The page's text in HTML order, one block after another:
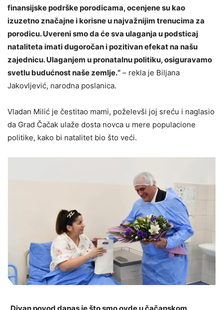
finansijske podrške porodicama, ocenjene su kao
izuzetno značajne i korisne u najvažnijim trenucima za
porodicu. Uvereni smo da će sva ulaganja u podsticaj
nataliteta imati dugoročan i pozitivan efekat na našu
zajednicu. Ulaganjem u pronatalnu politiku, osiguravamo
svetlu budućnost naše zemlje.“ – rekla je Biljana
Jakovljević, narodna poslanica.
Vladan Milić je čestitao mami, poželevši joj sreću i naglasio
da Grad Čačak ulaže dosta novca u mere populacione
politike, kako bi natalitet bio što veći.
„Divan povod danas je što smo ovde u čačanskom